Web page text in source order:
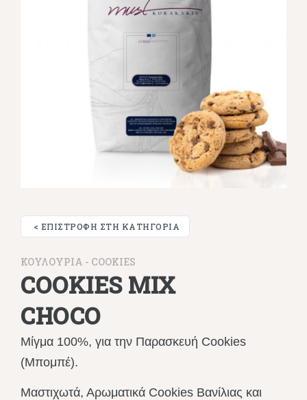
< ΕΠΙΣΤΡΟΦΉ ΣΤΗ ΚΑΤΗΓΟΡΊΑ
ΚΟΥΛΟΥΡΙΑ - COOKIES
COOKIES MIX
CHOCO
Μίγμα 100%, για την Παρασκευή Cookies
(Μπομπέ).
Μαστιχωτά, Αρωματικά Cookies Βανίλιας και